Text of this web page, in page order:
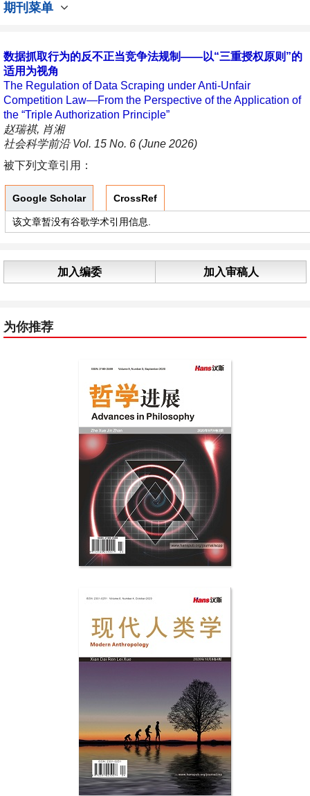
期刊菜单
数据抓取行为的反不正当竞争法规制——以“三重授权原则”的
适用为视角
The Regulation of Data Scraping under Anti-Unfair
Competition Law—From the Perspective of the Application of
the “Triple Authorization Principle”
赵瑞祺, 肖湘
社会科学前沿 Vol. 15 No. 6 (June 2026)
被下列文章引用：
Google Scholar CrossRef
该文章暂没有谷歌学术引用信息.
加入编委 加入审稿人
为你推荐